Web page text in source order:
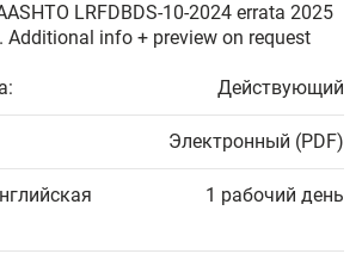
LRFDBDS-10-2024 errata 2025
Additional info + preview on request
Действующий
Электронный (PDF)
1 рабочий день